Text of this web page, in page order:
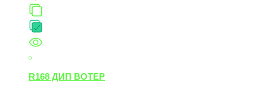
R168 ДИП ВОТЕР